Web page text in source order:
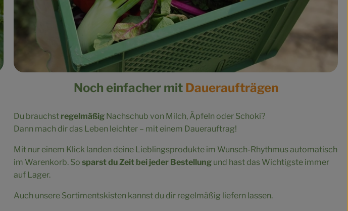
Noch einfacher mit Daueraufträgen
Du brauchst regelmäßig Nachschub von Milch, Äpfeln oder Schoki?
Dann mach dir das Leben leichter – mit einem Dauerauftrag!
Mit nur einem Klick landen deine Lieblingsprodukte im Wunsch-Rhythmus automatisch
im Warenkorb. So sparst du Zeit bei jeder Bestellung und hast das Wichtigste immer
auf Lager.
Auch unsere Sortimentskisten kannst du dir regelmäßig liefern lassen.